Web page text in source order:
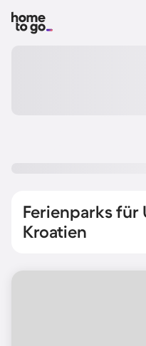
Ferienparks für
Kroatien